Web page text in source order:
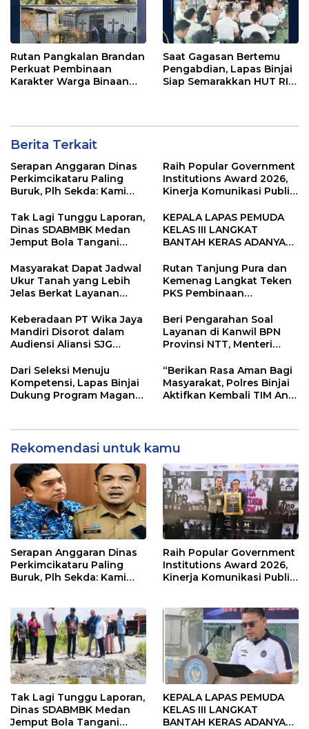
Rutan Pangkalan Brandan
Perkuat Pembinaan
Karakter Warga Binaan
Saat Gagasan Bertemu
Pengabdian, Lapas Binjai
Siap Semarakkan HUT RI
Berita Terkait
Serapan Anggaran Dinas
Perkimcikataru Paling
Buruk, Plh Sekda: Kami
Raih Popular Government
Institutions Award 2026,
Kinerja Komunikasi Publik
Kembali Diakui
Tak Lagi Tunggu Laporan,
Dinas SDABMBK Medan
Jemput Bola Tangani
KEPALA LAPAS PEMUDA
KELAS III LANGKAT
BANTAH KERAS ADANYA
SELALU DITUTUPI
TENTANG SINDIKAT
PENIPU PENJUALAN EMAS
Masyarakat Dapat Jadwal
Ukur Tanah yang Lebih
Jelas Berkat Layanan
Rutan Tanjung Pura dan
Kemenag Langkat Teken
PKS Pembinaan
Keberadaan PT Wika Jaya
Mandiri Disorot dalam
Audiensi Aliansi SJG
Beri Pengarahan Soal
Layanan di Kanwil BPN
Provinsi NTT, Menteri
Pandang Masyarakat
Dari Seleksi Menuju
Kompetensi, Lapas Binjai
Dukung Program Magang
“Berikan Rasa Aman Bagi
Masyarakat, Polres Binjai
Aktifkan Kembali TIM Anti
Rekomendasi untuk kamu
Serapan Anggaran Dinas
Perkimcikataru Paling
Buruk, Plh Sekda: Kami
Raih Popular Government
Institutions Award 2026,
Kinerja Komunikasi Publik
Tak Lagi Tunggu Laporan,
Dinas SDABMBK Medan
Jemput Bola Tangani
KEPALA LAPAS PEMUDA
KELAS III LANGKAT
BANTAH KERAS ADANYA